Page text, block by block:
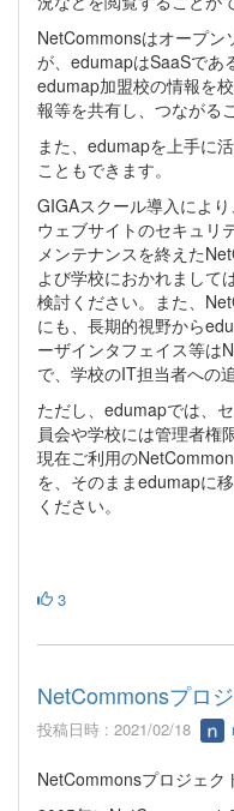
NetCommonsはオープン
が、edumapはSaaSであ
edumap加盟校の情報を
報等を共有し、つながる
また、edumapを上手に
こともできます。
GIGAスクール導入によ
ウェブサイトのセキュリ
メンテナンスを終えた
よび学校におかれまして
検討ください。また、
にも、長期的視野から
ーザインタフェイス等は
で、学校のIT担当者への
ただし、edumapでは、
員会や学校には管理者権
現在ご利用の
を、そのままedumapに
ください。
3
NetCommonsプロ
投稿日時 : 2021/02/18
NetCommonsプロジェク